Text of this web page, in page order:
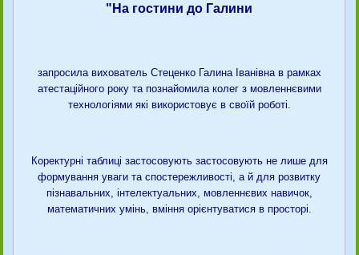
"На гостини до Галини
запросила вихователь Стеценко Галина Іванівна в рамках
атестаційного року та познайомила колег з мовленнєвими
технологіями які використовує в своїй роботі.
Коректурні таблиці застосовують застосовують не лише для
формування уваги та спостережливості, а й для розвитку
пізнавальних, інтелектуальних, мовленнєвих навичок,
математичних умінь, вміння орієнтуватися в просторі.